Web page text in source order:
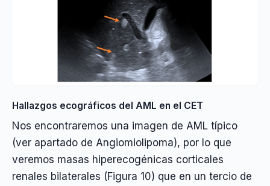
Hallazgos ecográficos del AML en el CET
Nos encontraremos una imagen de AML típico
(ver apartado de Angiomiolipoma), por lo que
veremos masas hiperecogénicas corticales
renales bilaterales (Figura 10) que en un tercio de